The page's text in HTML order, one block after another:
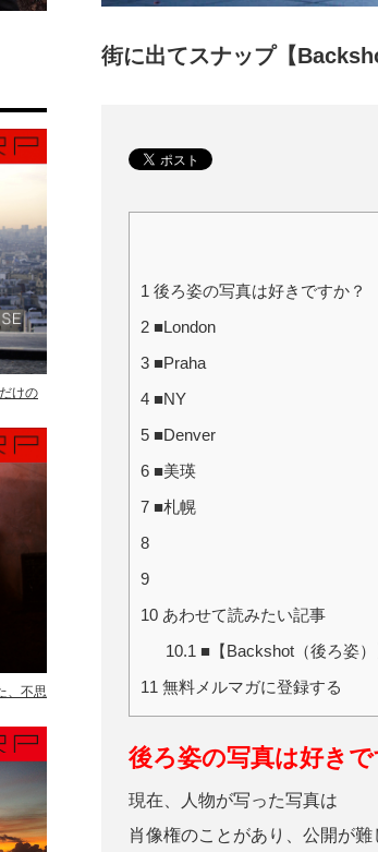
街に出てスナップ【
1 後ろ姿の写真は好きですか？
2 ■London
3 ■Praha
4 ■NY
5 ■Denver
6 ■美瑛
7 ■札幌
8
9
10 あわせて読みたい記事
10.1 ■【Backshot（後ろ姿
11 無料メルマガに登録する
後ろ姿の写真は好きで
現在、人物が写った写真は
肖像権のことがあり、公開が難
けの
、不思